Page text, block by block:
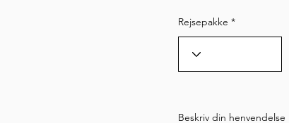
Rejsepakke
Beskriv din henvendelse